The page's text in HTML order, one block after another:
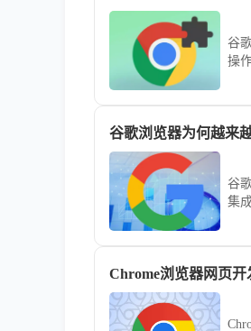
谷
操
谷歌浏览器为何越来
谷
集
化